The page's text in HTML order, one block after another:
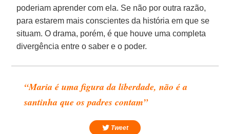
poderiam aprender com ela. Se não por outra razão,
para estarem mais conscientes da história em que se
situam. O drama, porém, é que houve uma completa
divergência entre o saber e o poder.
“Maria é uma figura da liberdade, não é a
santinha que os padres contam”
Tweet